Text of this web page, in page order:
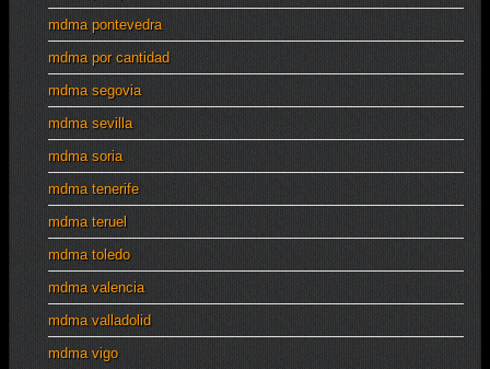
mdma pontevedra
mdma por cantidad
mdma segovia
mdma sevilla
mdma soria
mdma tenerife
mdma teruel
mdma toledo
mdma valencia
mdma valladolid
mdma vigo